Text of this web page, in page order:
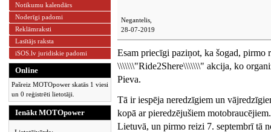
Notikumu kalendārs
Noderīgi padomi
Reklāmraksti
Lasītājs raksta
iSOS.lv juridiskie padomi
Online
Pašreiz MOTOpower skatās 1 viesi
un 0 reģistrēti lietotāji.
Ienākt MOTOpower
Negantelis,
28-07-2019
Esam priecīgi paziņot, ka šogad, pirmo
\\\\\\\"Ride2Shere\\\\\\\" akcija, ko
Pieva.
Tā ir iespēja neredzīgiem un
kopā ar pieredzējušiem
Lietuvā, un pirmo reizi 7. septembrī tā